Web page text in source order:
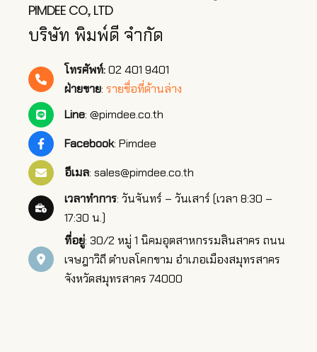
PIMDEE CO., LTD
บริษัท พิมพ์ดี จำกัด
โทรศัพท์:02 401 9401
ฝ่ายขาย:รายชื่อที่ด้านล่าง
Line: @pimdee.co.th
Facebook: Pimdee
อีเมล: sales@pimdee.co.th
เวลาทำการ: วันจันทร์ – วันเสาร์ (เวลา 8:30 –
17:30 น.)
ที่อยู่: 30/2 หมู่ 1 นิคมอุตสาหกรรมสินสาคร ถนน
เจษฎาวิถี ตำบลโคกขาม อำเภอเมืองสมุทรสาคร
จังหวัดสมุทรสาคร 74000